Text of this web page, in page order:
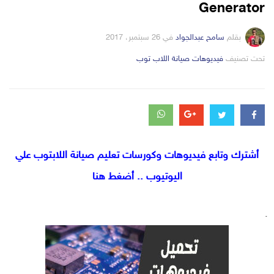
Generator
بقلم سامح عبدالجواد في 26 سبتمبر، 2017
تحت تصنيف التصانيف
فيديوهات صيانة اللاب توب
أشترك وتابع فيديوهات وكورسات تعليم صيانة اللابتوب علي
اليوتيوب .. أضغط هنا
.